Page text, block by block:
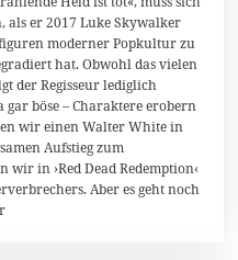
als er 2017 Luke Skywalker
moderner Popkultur zu
hat. Obwohl das vielen
der Regisseur lediglich
böse – Charaktere erobern
wir einen Walter White in
Aufstieg zum
wir in ›Red Dead Redemption‹
Aber es geht noch